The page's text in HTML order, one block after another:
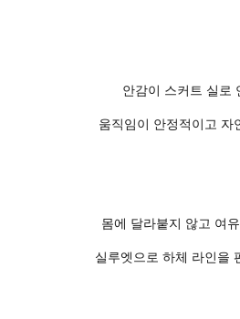
안감이 스커트 실로
움직임이 안정적이고 자
몸에 달라붙지 않고 여
실루엣으로 하체 라인을